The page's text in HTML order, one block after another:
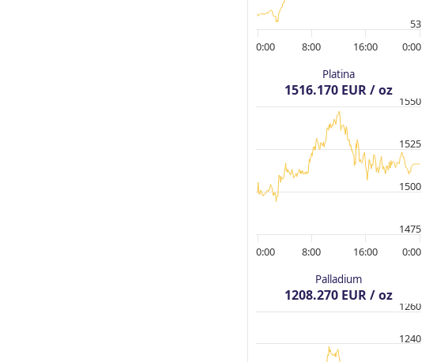
0:00 8:00 16:00 0:00
53
Platina
1516.170 EUR / oz
0:00 8:00 16:00 0:00
1475
1500
1525
1550
Palladium
1208.270 EUR / oz
1240
1260